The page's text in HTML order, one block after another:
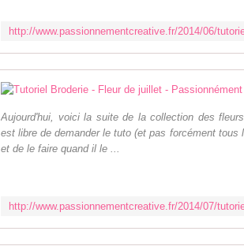
Aujourd'hui, voici la suite de la collection des
est libre de demander le tuto (et pas forcément
et de le faire quand il le ...